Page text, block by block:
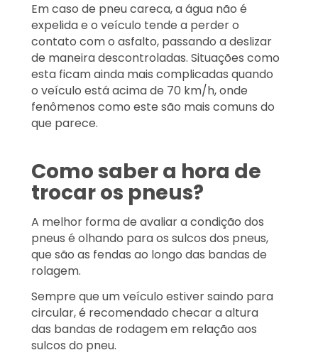
Em caso de pneu careca, a água não é
expelida e o veículo tende a perder o
contato com o asfalto, passando a deslizar
de maneira descontroladas. Situações como
esta ficam ainda mais complicadas quando
o veículo está acima de 70 km/h, onde
fenômenos como este são mais comuns do
que parece.
Como saber a hora de
trocar os pneus?
A melhor forma de avaliar a condição dos
pneus é olhando para os sulcos dos pneus,
que são as fendas ao longo das bandas de
rolagem.
Sempre que um veículo estiver saindo para
circular, é recomendado checar a altura
das bandas de rodagem em relação aos
sulcos do pneu.